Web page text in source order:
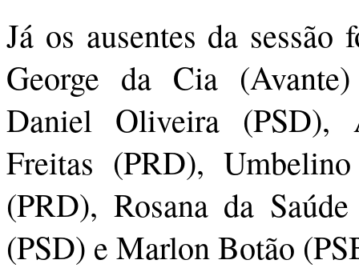
Já os ausentes da
George da Cia
Daniel Oliveira (PSD),
Freitas (PRD),
(PRD), Rosana da
(PSD) e Marlon Botão